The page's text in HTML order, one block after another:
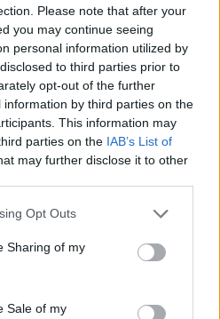
Please note that after your
you may continue seeing
personal information utilized by
to third parties prior to
opt-out of the further
by third parties on the
This information may
parties on the IAB’s List of
may further disclose it to other
Opt Outs
Sharing of my
Sale of my
(3)
E.